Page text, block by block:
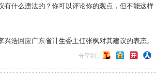
什么违法的？你可以评论你的观点，但不能这样
回应广东省计生委主任张枫对其建议的表态。
分享到：